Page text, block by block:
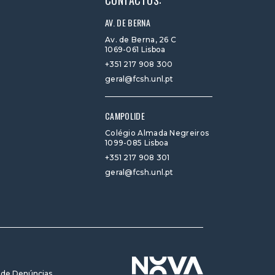
AV. DE BERNA
Av. de Berna, 26 C
1069-061 Lisboa
+351 217 908 300
geral@fcsh.unl.pt
CAMPOLIDE
Colégio Almada Negreiros
1099-085 Lisboa
+351 217 908 301
geral@fcsh.unl.pt